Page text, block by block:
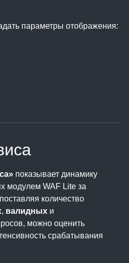
параметры отображения:
показывает динамику
модулем WAF Lite за
количество
, валидных и
можно оценить
срабатывания